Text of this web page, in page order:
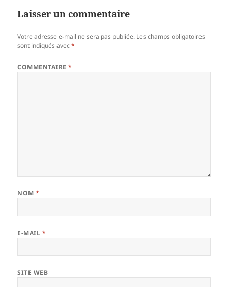
Laisser un commentaire
Votre adresse e-mail ne sera pas publiée. Les champs obligatoires
sont indiqués avec*
COMMENTAIRE*
NOM*
E-MAIL *
SITE WEB